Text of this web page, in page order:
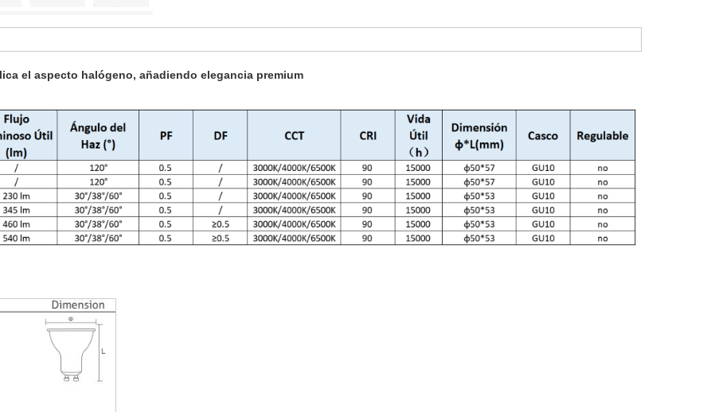
el aspecto halógeno, añadiendo elegancia premium